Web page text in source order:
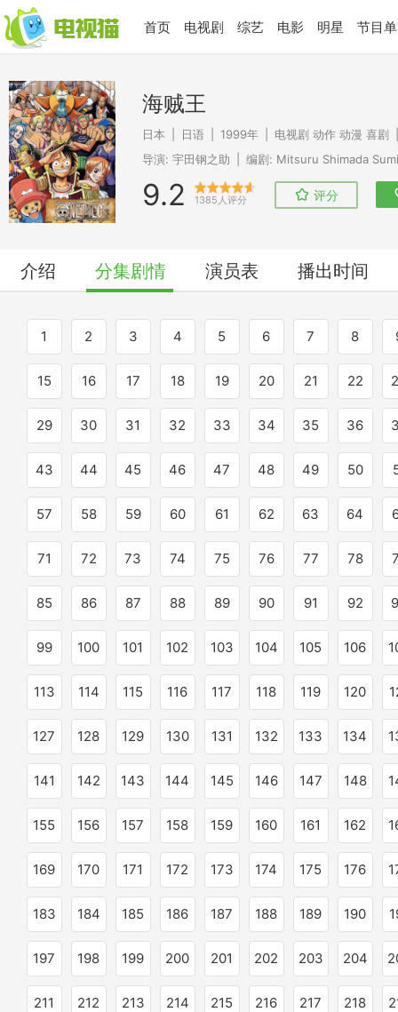
首页 电视剧 综艺 电影 明星 节目单
海贼王
日本 日语 1999年 电视剧 动作 动漫 喜剧
导演: 宇田钢之助 编剧: Mitsuru Shimada
9.2 1385人评分 评分
介绍 分集剧情 演员表 播出时间
1 2 3 4 5 6 7 8
15 16 17 18 19 20 21 22
29 30 31 32 33 34 35 36
43 44 45 46 47 48 49 50
57 58 59 60 61 62 63 64
71 72 73 74 75 76 77 78
85 86 87 88 89 90 91 92
99 100 101 102 103 104 105 106
113 114 115 116 117 118 119 120
127 128 129 130 131 132 133 134
141 142 143 144 145 146 147 148
155 156 157 158 159 160 161 162
169 170 171 172 173 174 175 176
183 184 185 186 187 188 189 190
197 198 199 200 201 202 203 204
211 212 213 214 215 216 217 218